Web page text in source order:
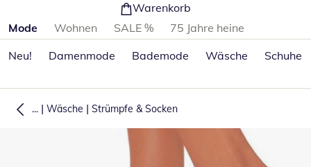
Warenkorb
Produktkategorien überspringen
Mode Wohnen SALE %
75 Jahre heine
Neu!
Damenmode Bademode Wäsche Schuhe
... | Wäsche | Strümpfe & Socken